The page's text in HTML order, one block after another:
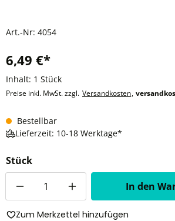
Art.-Nr: 4054
6,49 €*
Inhalt: 1 Stück
Preise inkl. MwSt. zzgl. Versandkosten,
Bestellbar
Lieferzeit: 10-18 Werktage*
Stück
In den
Zum Merkzettel hinzufügen